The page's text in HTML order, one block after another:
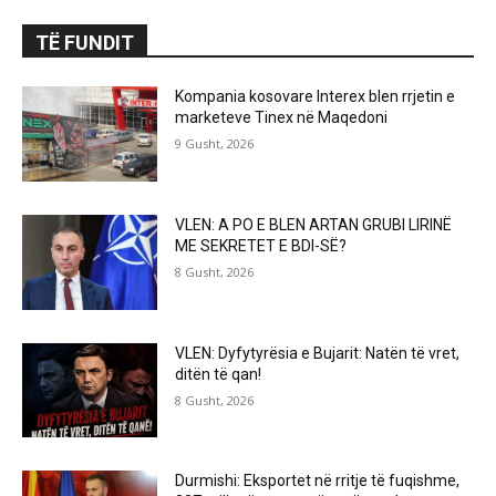
TË FUNDIT
Kompania kosovare Interex blen rrjetin e
marketeve Tinex në Maqedoni
9 Gusht, 2026
VLEN: A PO E BLEN ARTAN GRUBI LIRINË
ME SEKRETET E BDI-SË?
8 Gusht, 2026
VLEN: Dyfytyrësia e Bujarit: Natën të vret,
ditën të qan!
8 Gusht, 2026
Durmishi: Eksportet në rritje të fuqishme,